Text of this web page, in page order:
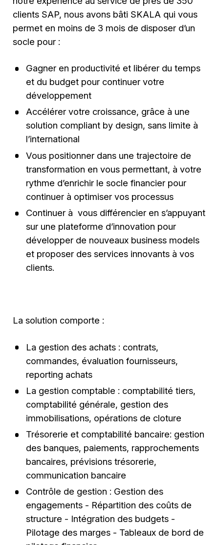
clients SAP, nous avons bâti SKALA qui vous
permet en moins de 3 mois de disposer d’un
socle pour :
Gagner en productivité et libérer du temps
et du budget pour continuer votre
développement
Accélérer votre croissance, grâce à une
solution compliant by design, sans limite à
l’international
Vous positionner dans une trajectoire de
transformation en vous permettant, à votre
rythme d’enrichir le socle financier pour
continuer à optimiser vos processus
Continuer à vous différencier en s’appuyant
sur une plateforme d’innovation pour
développer de nouveaux business models
et proposer des services innovants à vos
clients.
La solution comporte :
La gestion des achats : contrats,
commandes, évaluation fournisseurs,
reporting achats
La gestion comptable : comptabilité tiers,
comptabilité générale, gestion des
immobilisations, opérations de cloture
Trésorerie et comptabilité bancaire: gestion
des banques, paiements, rapprochements
bancaires, prévisions trésorerie,
communication bancaire
Contrôle de gestion : Gestion des
engagements - Répartition des coûts de
structure - Intégration des budgets -
Pilotage des marges - Tableaux de bord de